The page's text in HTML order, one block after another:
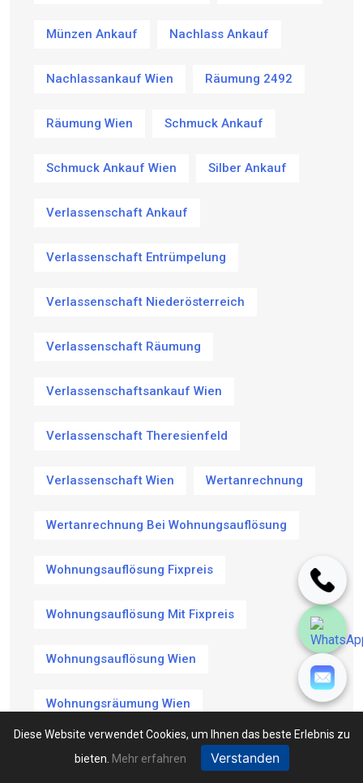
Münzen Ankauf Nachlass Ankauf
Nachlassankauf Wien Räumung 2492
Räumung Wien Schmuck Ankauf
Schmuck Ankauf Wien Silber Ankauf
Verlassenschaft Ankauf
Verlassenschaft Entrümpelung
Verlassenschaft Niederösterreich
Verlassenschaft Räumung
Verlassenschaftsankauf Wien
Verlassenschaft Theresienfeld
Verlassenschaft Wien Wertanrechnung
Wertanrechnung Bei Wohnungsauflösung
Wohnungsauflösung Fixpreis
Wohnungsauflösung Mit Fixpreis
Wohnungsauflösung Wien
Wohnungsräumung Wien
Diese Website verwendet Cookies, um Ihnen das beste Erlebnis zu
bieten. Mehr erfahren Verstanden